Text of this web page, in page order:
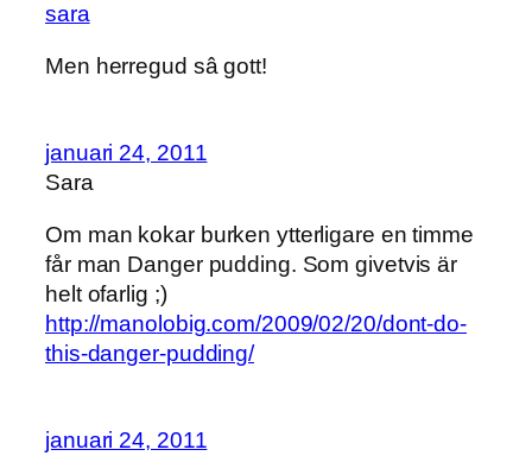
sara
Men herregud sâ gott!
januari 24, 2011
Sara
Om man kokar burken ytterligare en timme
får man Danger pudding. Som givetvis är
helt ofarlig ;)
http://manolobig.com/2009/02/20/dont-do-
this-danger-pudding/
januari 24, 2011